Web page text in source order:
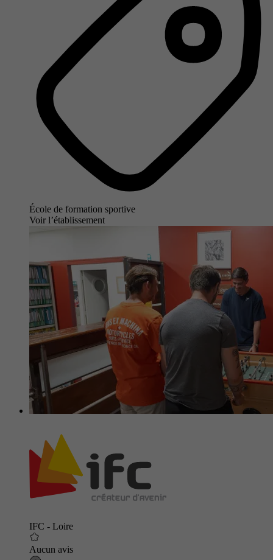
École de formation sportive
Voir l’établissement
IFC - Loire
Aucun avis